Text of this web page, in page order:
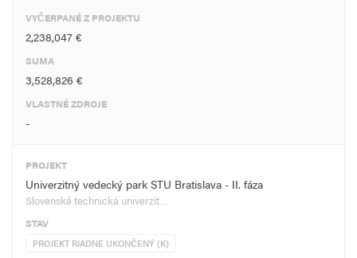
VYČERPANÉ Z PROJEKTU
2,238,047 €
SUMA
3,528,826 €
VLASTNÉ ZDROJE
-
PROJEKT
Univerzitný vedecký park STU Bratislava - II. fáza
Slovenská technická univerzit…
STAV
PROJEKT RIADNE UKONČENÝ (K)